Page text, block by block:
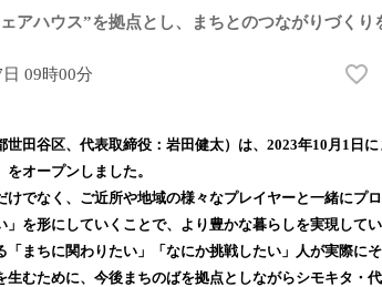
アハウス”を拠点とし、まちとのつながりづくり
09時00分
い
！
を
読
み
込
田谷区、代表取締役：岩田健太）は、2023年10月1日
オープンしました。
けでなく、ご近所や地域の様々なプレイヤーと一緒にプ
を形にしていくことで、より豊かな暮らしを実現してい
「まちに関わりたい」「なにか挑戦したい」人が実際に
生むために、今後まちのばを拠点としながらシモキタ・